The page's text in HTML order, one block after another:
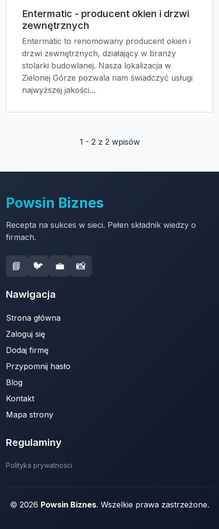
Entermatic - producent okien i drzwi
zewnętrznych
Entermatic to renomowany producent okien i
drzwi zewnętrznych, działający w branży
stolarki budowlanej. Nasza lokalizacja w
Zielonej Górze pozwala nam świadczyć usługi
najwyższej jakości...
1 - 2 z 2 wpisów
Powsin Biznes
Recepta na sukces w sieci. Pełen składnik wiedzy o
firmach.
📘 🐦 💼 📸
Nawigacja
Strona główna
Zaloguj się
Dodaj firmę
Przypomnij hasło
Blog
Kontakt
Mapa strony
Regulaminy
Polityka prywatności
© 2026 Powsin Biznes. Wszelkie prawa zastrzeżone.